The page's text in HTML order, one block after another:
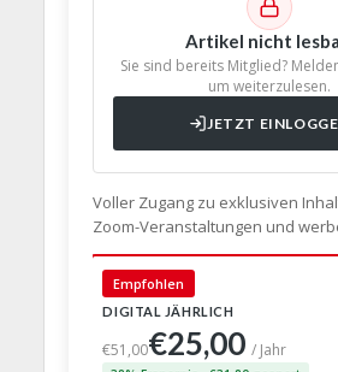
Artikel nicht
Sie sind bereits Mitglied?
um weiterzulesen.
JETZT
Voller Zugang zu exklusiven
Zoom-Veranstaltungen und
Empfohlen
DIGITAL JÄHRLICH
€51,00€25,00/ Jahr